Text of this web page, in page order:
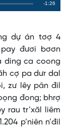
Remaining
-1:26
dự án tơợ 4
đươi bơơn
ding ca coong
cợ pa dưr dal
zư lêy pân đil
đong; bhrợ
rau tr’xăl liêm
p’niên n’đil